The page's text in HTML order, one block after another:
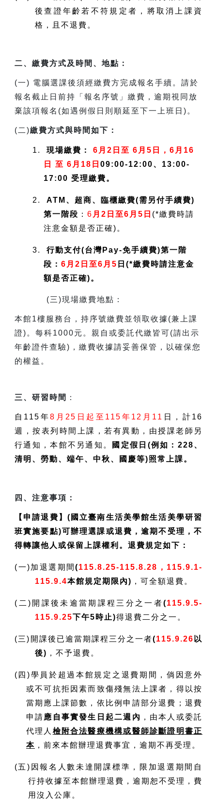
後查證年齡若不符規定者，將取消上課資
格，且不退費。
二、繳費方式及時間、地點：
(一) 電腦選課後須經繳費方完成報名手續。請於
報名截止日前持「報名序號」繳費，逾期視同放
棄該項報名(如遇例假日則順延至下一上班日)。
( 二)繳費方式與時間如下：
1.現場繳費：6月2日至 6月5日，6月16
日 至 6月18日 09:00-12:00、13:00-
17:00 受理繳費。
2.ATM、超商、臨櫃繳費(需另付手續費)
第一階段 ： 6 月2日至6月5日 (*繳費時請
注意金額是否正確)。
3.行動支付(台灣Pay-免手續費)第一階
段： 6月2日至6月5 日(*繳費時請注意金
額是否正確)。
(三)現場繳費地點：
本館1樓服務台，持序號繳費並領取收據(兼上課
證)。每科1000元。親自或委託代繳皆可(請出示
年齡證件查驗)，繳費收據請妥善保管，以確保您
的權益。
三、研習時間 ：
自115年8月25日起至115年12月11 日，計16
週，按表列時間上課，若有異動，由授課老師另
行通知，本館不另通知。
國定假日(例如：228、
清明、勞動、端午、中秋、國慶等)照常上課。
四、注意事項：
【申請退費】(國立臺南生活美學館生活美學研習
班實施要點)可辦理選課或退費，逾期不受理，不
得轉讓他人或保留上課權利。退費規定如下：
(一)加退選期間(115.8.25-115.8.28，115.9.1-
115.9.4本館規定期限內) ，可全額退費。
(二)開課後未逾當期課程三分之一者(115.9.5-
115.9.25下午5時止)得退費二分之一。
(三)開課後已逾當期課程三分之一者(115.9.26 以
後) ，不予退費。
(四)學員於超過本館規定之退費期間，倘因意外
或不可抗拒因素而致傷殘無法上課者，得以按
當期應上課節數，依比例申請部分退費；退費
申請 應自事實發生日起二週內 ，由本人或委託
代理人 檢附合法醫療機構或醫師診斷證明書正
本 ，前來本館辦理退費事宜，逾期不再受理。
(五)因報名人數未達開課標準，限加退選期間自
行持收據至本館辦理退費，逾期恕不受理，費
用沒入公庫。